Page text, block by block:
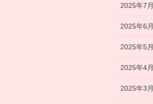
2025年7月
2025年6月
2025年5月
2025年4月
2025年3月